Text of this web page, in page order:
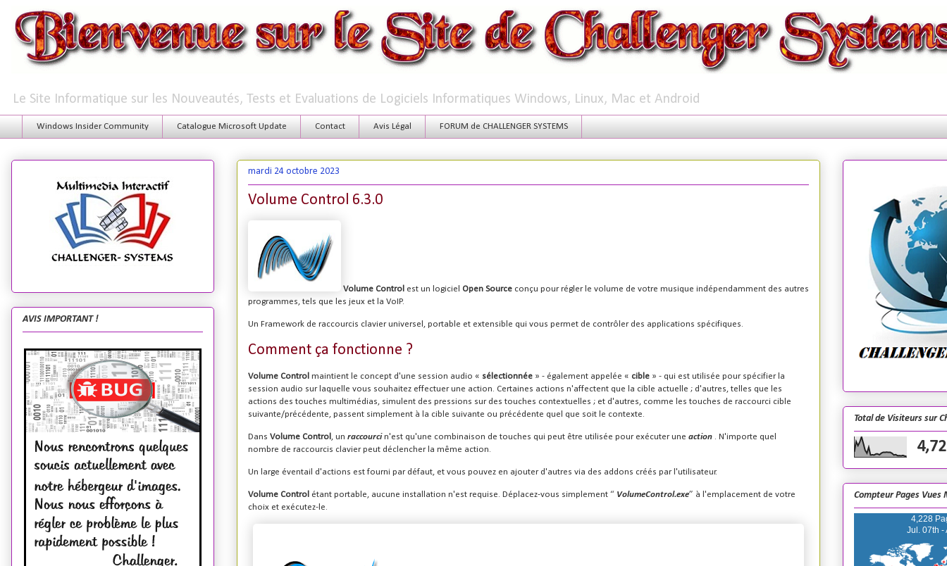
Le Site Informatique sur les Nouveautés, Tests et Evaluations de Logiciels Informatiques Windows, Linux, Mac et Android
Windows Insider Community Catalogue Microsoft Update Contact Avis Légal FORUM de CHALLENGER SYSTEMS
mardi 24 octobre 2023
Volume Control 6.3.0
Volume Control est un logiciel Open Source conçu pour régler le volume de votre musique indépendamment des autres
programmes, tels que les jeux et la VoIP.
Un Framework de raccourcis clavier universel, portable et extensible qui vous permet de contrôler des applications spécifiques.
Comment ça fonctionne ?
Volume Control maintient le concept d'une session audio « sélectionnée » - également appelée « cible » - qui est utilisée pour spécifier la
session audio sur laquelle vous souhaitez effectuer une action. Certaines actions n'affectent que la cible actuelle ; d'autres, telles que les
actions des touches multimédias, simulent des pressions sur des touches contextuelles ; et d'autres, comme les touches de raccourci cible
suivante/précédente, passent simplement à la cible suivante ou précédente quel que soit le contexte.
Dans Volume Control , un raccourci n'est qu'une combinaison de touches qui peut être utilisée pour exécuter une action
. N'importe quel
nombre de raccourcis clavier peut déclencher la même action.
Un large éventail d'actions est fourni par défaut, et vous pouvez en ajouter d'autres via des addons créés par l'utilisateur.
Volume Control étant portable, aucune installation n'est requise. Déplacez-vous simplement “ VolumeControl.exe” à l'emplacement de votre
choix et exécutez-le.
AVIS IMPORTANT !
Total de Visiteurs sur
Compteur Pages Vues
4,228
Jul. 07th -